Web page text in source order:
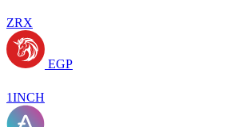
ZRX
EGP
1INCH